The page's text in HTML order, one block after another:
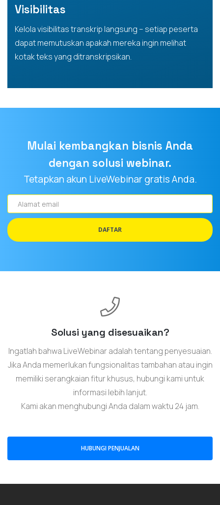
Visibilitas
Kelola visibilitas transkrip langsung – setiap peserta
dapat memutuskan apakah mereka ingin melihat
kotak teks yang ditranskripsikan.
Mulai kembangkan bisnis Anda
dengan solusi webinar.
Tetapkan akun LiveWebinar gratis Anda.
Alamat
email
DAFTAR
Solusi yang disesuaikan?
Ingatlah bahwa LiveWebinar adalah tentang penyesuaian.
Jika Anda memerlukan fungsionalitas tambahan atau ingin
memiliki serangkaian fitur khusus, hubungi kami untuk
informasi lebih lanjut.
Kami akan menghubungi Anda dalam waktu 24 jam.
HUBUNGI PENJUALAN